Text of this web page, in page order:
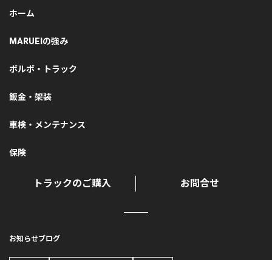
ホーム
MARUEIの強み
ボルボ・トラック
鈑金・架装
車検・メンテナンス
保険
トラックのご購入 お問合せ
お知らせブログ